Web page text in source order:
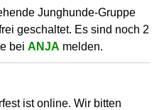
Junghunde-Gruppe
geschaltet. Es sind noch 2
bei ANJA melden.
ist online. Wir bitten